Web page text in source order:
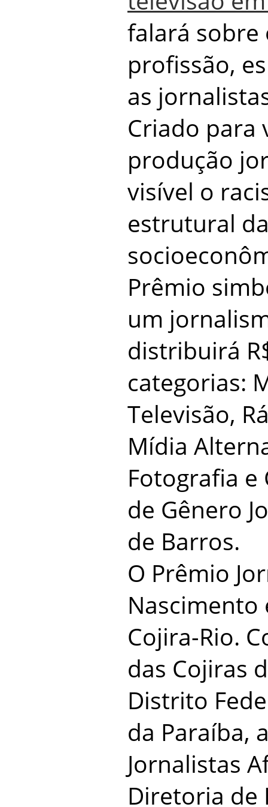
falará sobre
profissão,
as
Criado para
produção
visível o
estrutural
Prêmio
um
distribuirá
categorias:
Televisão,
Mídia
Fotografia e
de Gênero
de Barros.
O Prêmio
Nascimento
Cojira-Rio.
das Cojiras
Distrito
da Paraíba,
Jornalistas
Diretoria de